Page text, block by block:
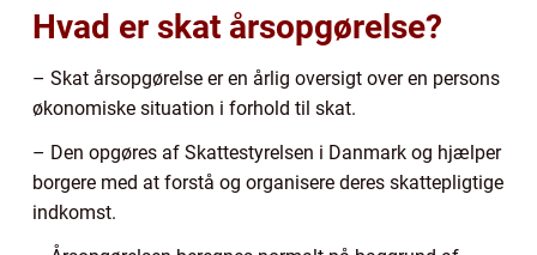
Hvad er skat årsopgørelse?
– Skat årsopgørelse er en årlig oversigt over en persons
økonomiske situation i forhold til skat.
– Den opgøres af Skattestyrelsen i Danmark og hjælper
borgere med at forstå og organisere deres skattepligtige
indkomst.